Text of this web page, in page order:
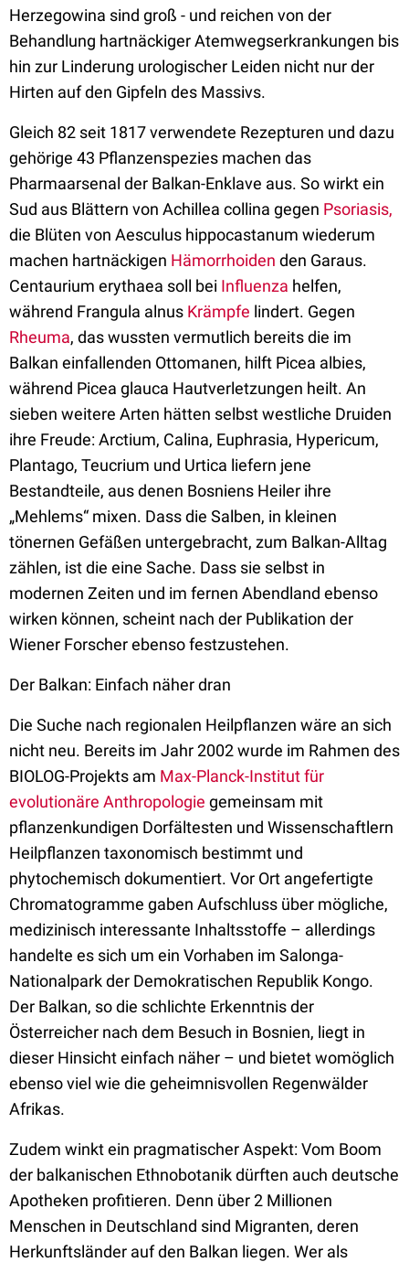
Herzegowina sind groß - und reichen von der
Behandlung hartnäckiger Atemwegserkrankungen bis
hin zur Linderung urologischer Leiden nicht nur der
Hirten auf den Gipfeln des Massivs.
Gleich 82 seit 1817 verwendete Rezepturen und dazu
gehörige 43 Pflanzenspezies machen das
Pharmaarsenal der Balkan-Enklave aus. So wirkt ein
Sud aus Blättern von Achillea collina gegen Psoriasis,
die Blüten von Aesculus hippocastanum wiederum
machen hartnäckigen Hämorrhoiden den Garaus.
Centaurium erythaea soll bei Influenza helfen,
während Frangula alnus Krämpfe lindert. Gegen
Rheuma, das wussten vermutlich bereits die im
Balkan einfallenden Ottomanen, hilft Picea albies,
während Picea glauca Hautverletzungen heilt. An
sieben weitere Arten hätten selbst westliche Druiden
ihre Freude: Arctium, Calina, Euphrasia, Hypericum,
Plantago, Teucrium und Urtica liefern jene
Bestandteile, aus denen Bosniens Heiler ihre
„Mehlems“ mixen. Dass die Salben, in kleinen
tönernen Gefäßen untergebracht, zum Balkan-Alltag
zählen, ist die eine Sache. Dass sie selbst in
modernen Zeiten und im fernen Abendland ebenso
wirken können, scheint nach der Publikation der
Wiener Forscher ebenso festzustehen.
Der Balkan: Einfach näher dran
Die Suche nach regionalen Heilpflanzen wäre an sich
nicht neu. Bereits im Jahr 2002 wurde im Rahmen des
BIOLOG-Projekts am Max-Planck-Institut für
evolutionäre Anthropologie gemeinsam mit
pflanzenkundigen Dorfältesten und Wissenschaftlern
Heilpflanzen taxonomisch bestimmt und
phytochemisch dokumentiert. Vor Ort angefertigte
Chromatogramme gaben Aufschluss über mögliche,
medizinisch interessante Inhaltsstoffe – allerdings
handelte es sich um ein Vorhaben im Salonga-
Nationalpark der Demokratischen Republik Kongo.
Der Balkan, so die schlichte Erkenntnis der
Österreicher nach dem Besuch in Bosnien, liegt in
dieser Hinsicht einfach näher – und bietet womöglich
ebenso viel wie die geheimnisvollen Regenwälder
Afrikas.
Zudem winkt ein pragmatischer Aspekt: Vom Boom
der balkanischen Ethnobotanik dürften auch deutsche
Apotheken profitieren. Denn über 2 Millionen
Menschen in Deutschland sind Migranten, deren
Herkunftsländer auf den Balkan liegen. Wer als